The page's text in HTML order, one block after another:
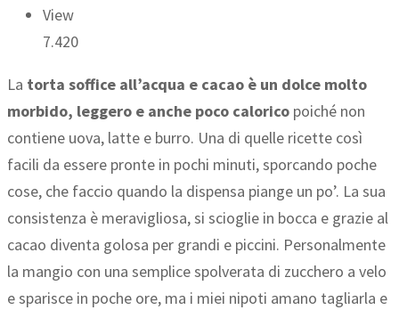
View
7.420
La torta soffice all’acqua e cacao è un dolce molto
morbido, leggero e anche poco calorico poiché non
contiene uova, latte e burro. Una di quelle ricette così
facili da essere pronte in pochi minuti, sporcando poche
cose, che faccio quando la dispensa piange un po’. La sua
consistenza è meravigliosa, si scioglie in bocca e grazie al
cacao diventa golosa per grandi e piccini. Personalmente
la mangio con una semplice spolverata di zucchero a velo
e sparisce in poche ore, ma i miei nipoti amano tagliarla e